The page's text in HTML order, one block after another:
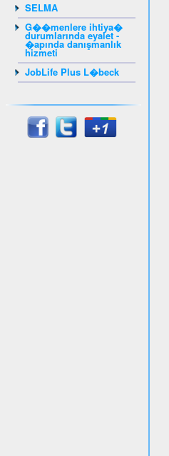
SELMA
G��menlere ihtiya�
durumlarında eyalet -
�apında danışmanlık
hizmeti
JobLife Plus L�beck